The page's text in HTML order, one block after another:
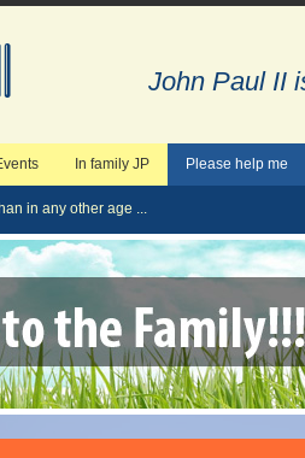
John Paul II
In family JP Please help me
in any other age ...